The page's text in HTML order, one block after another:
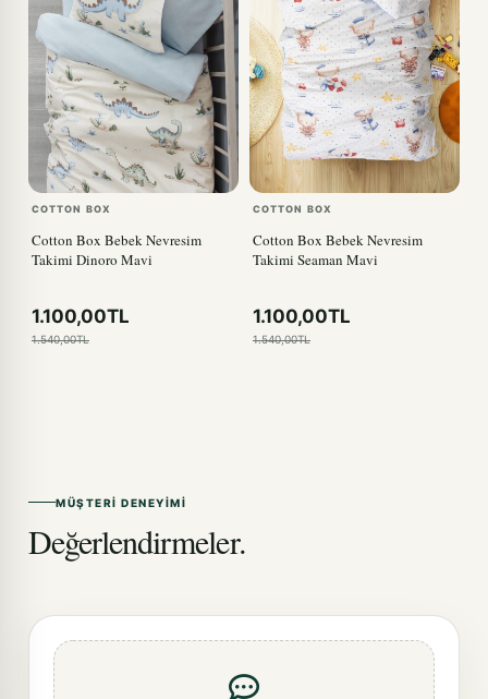
COTTON BOX
Cotton Box Bebek Nevresim
Takimi Dinoro Mavi
1.100,00TL
1.540,00TL
COTTON BOX
Cotton Box Bebek Nevresim
Takimi Seaman Mavi
1.100,00TL
1.540,00TL
MÜŞTERI DENEYIMI
Değerlendirmeler.